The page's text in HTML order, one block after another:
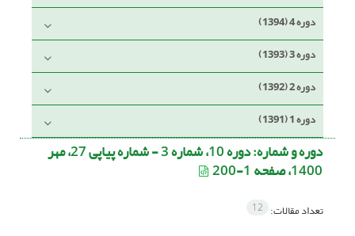
دوره 4 (1394)
دوره 3 (1393)
دوره 2 (1392)
دوره 1 (1391)
دوره و شماره: دوره 10، شماره 3 - شماره پیاپی 27، مهر
1400، صفحه 1-200
تعداد مقالات: 12